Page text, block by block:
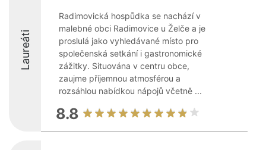
Laureáti
Radimovická hospůdka se nachází v
malebné obci Radimovice u Želče a je
proslulá jako vyhledávané místo pro
společenská setkání i gastronomické
zážitky. Situována v centru obce,
zaujme příjemnou atmosférou a
rozsáhlou nabídkou nápojů včetně ...
8.8